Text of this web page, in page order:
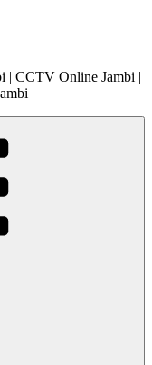
| CCTV Online Jambi |